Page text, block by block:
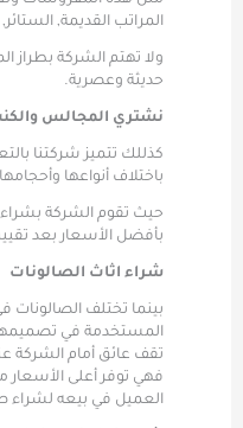
المراتب القديمة,
ولا تهتم الشركة بطراز
حديثة وعصرية.
نشتري المجالس
كذللك تتميز شركتنا
باختلاف أنواعها
حيث تقوم الشركة
بأفضل الأسعار بعد
شراء اثاث الصالونات
بينما تختلف الصالونات
المستخدمة في
تقف عائق أمام الشركة
فهي توفر أعلى الأسعار
العميل في بيعه لشراء